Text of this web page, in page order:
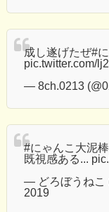
成し遂げたぜ#
pic.twitter.com/
— 8ch.0213
#にゃんこ大泥棒
既視感ある...
— どろぼうねこ
2019